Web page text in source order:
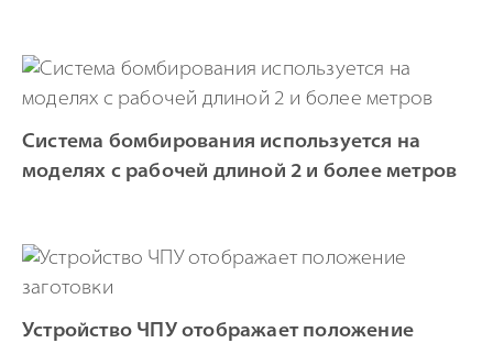
Система бомбирования используется на
моделях с рабочей длиной 2 и более метров
Устройство ЧПУ отображает положение